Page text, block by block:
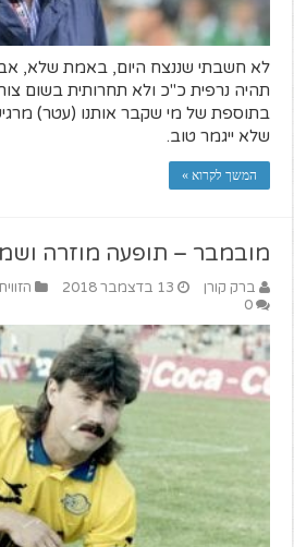
לא חשבתי שננצח היום, באמת שלא,
תהיה נרפית כ"כ ולא תחרותית בשום
בתוספת של מי שקבר אותנו (עטר)
שלא ייגמר טוב.
המשך לקרוא »
מובמבר – תופעה מוזרה
ברק קורן 13 בדצמבר 2018
0